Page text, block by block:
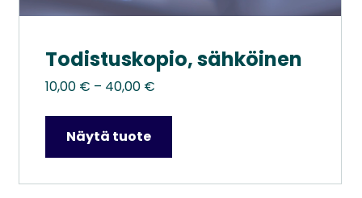
Todistuskopio, sähköinen
10,00 € – 40,00 €Hintaluokka:
Näytä tuote